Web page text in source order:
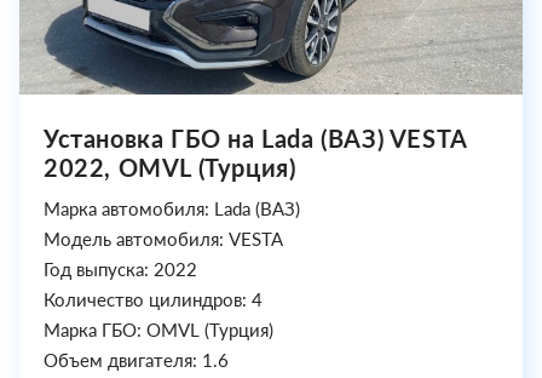
Установка ГБО на Lada (ВАЗ) VESTA
2022, OMVL (Турция)
Марка автомобиля: Lada (ВАЗ)
Модель автомобиля: VESTA
Год выпуска: 2022
Количество цилиндров: 4
Марка ГБО: OMVL (Турция)
Объем двигателя: 1.6